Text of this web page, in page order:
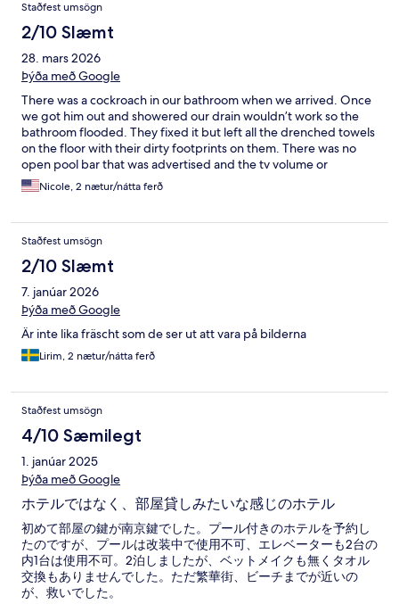
Staðfest umsögn
2/10 Slæmt
28. mars 2026
Þýða með Google
There was a cockroach in our bathroom when we arrived. Once
we got him out and showered our drain wouldn’t work so the
bathroom flooded. They fixed it but left all the drenched towels
on the floor with their dirty footprints on them. There was no
open pool bar that was advertised and the tv volume or
channels wouldn’t work. We were only here 2 nights but would
have switched hotels if it was longer.
Nicole, 2 nætur/nátta ferð
Staðfest umsögn
2/10 Slæmt
7. janúar 2026
Þýða með Google
Är inte lika fräscht som de ser ut att vara på bilderna
Lirim, 2 nætur/nátta ferð
Staðfest umsögn
4/10 Sæmilegt
1. janúar 2025
Þýða með Google
ホテルではなく、部屋貸しみたいな感じのホテル
初めて部屋の鍵が南京鍵でした。プール付きのホテルを予約し
たのですが、プールは改装中で使用不可、エレベーターも2台の
内1台は使用不可。2泊しましたが、ベットメイクも無くタオル
交換もありませんでした。ただ繁華街、ビーチまでが近いの
が、救いでした。